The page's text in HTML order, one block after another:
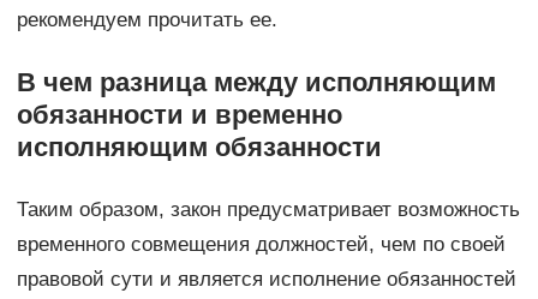
рекомендуем прочитать ее.
В чем разница между исполняющим
обязанности и временно
исполняющим обязанности
Таким образом, закон предусматривает возможность
временного совмещения должностей, чем по своей
правовой сути и является исполнение обязанностей